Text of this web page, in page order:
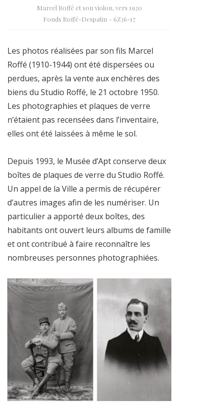
Marcel Roffé et son violon, vers 1920
Fonds Roffé-Despatin – 6Z36-17
Les photos réalisées par son fils Marcel
Roffé (1910-1944) ont été dispersées ou
perdues, après la vente aux enchères des
biens du Studio Roffé, le 21 octobre 1950.
Les photographies et plaques de verre
n’étaient pas recensées dans l’inventaire,
elles ont été laissées à même le sol.
Depuis 1993, le Musée d’Apt conserve deux
boîtes de plaques de verre du Studio Roffé.
Un appel de la Ville a permis de récupérer
d’autres images afin de les numériser. Un
particulier a apporté deux boîtes, des
habitants ont ouvert leurs albums de famille
et ont contribué à faire reconnaître les
nombreuses personnes photographiées.